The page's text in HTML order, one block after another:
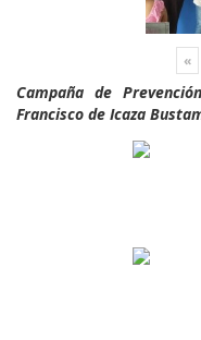
«
Campaña de
Francisco de Icaza